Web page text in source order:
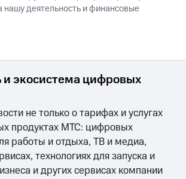
нашу деятельность и финансовые
экосистема цифровых
не только о тарифах и услугах
продуктах МТС: цифровых
работы и отдыха, ТВ и медиа,
технологиях для запуска и
и других сервисах компании